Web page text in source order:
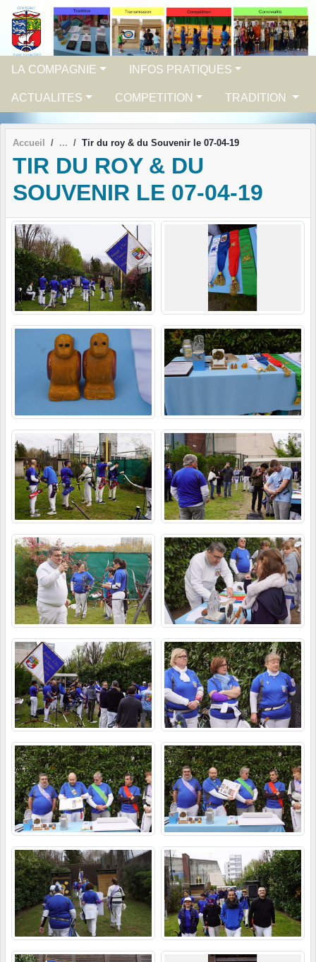
LA COMPAGNIE INFOS PRATIQUES
ACTUALITES COMPETITION TRADITION
Accueil Tir du roy & du Souvenir le 07-04-19
TIR DU ROY & DU
SOUVENIR LE 07-04-19
Panneau de gestion des cookies